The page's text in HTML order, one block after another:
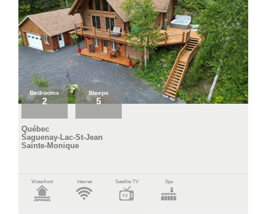
Bedrooms
2
Sleeps
5
Québec
Saguenay-Lac-St-Jean
Sainte-Monique
Waterfront Internet Satellite TV Spa